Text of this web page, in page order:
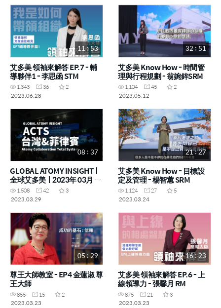
11 : 53
艾多美 領袖來解答 EP.7 - 輔
導夥伴1 - 李思函 STM
1,343 36
2
2023.06.28
32 : 51
艾多美 Know How - 時間管
理與行程規劃 - 翁婉鋅SRM
1,104 45
2
2023.05.12
08 : 37
GLOBAL ATOMY INSIGHTㅣ
全球艾多美ㅣ2023年 03月 17
日 成功學院
1,508 42
3
2023.03.29
21 : 27
艾多美 Know How - 目標設
定及管理 - 楊智蕙 SRM
1,124 27
5
2023.03.24
05 : 29
尊王大師教室 - EP4 金蓮淑 尊
王大師
855 15
2
2023.03.23
16 : 23
艾多美 領袖來解答 EP.6 - 上
線領導力 - 張馨月 RM
875 21
3
2023.03.23